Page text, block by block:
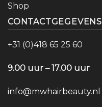
Shop
CONTACTGEGEVENS
+31 (0)418 65 25 60
9.00 uur – 17.00 uur
info@mwhairbeauty.nl